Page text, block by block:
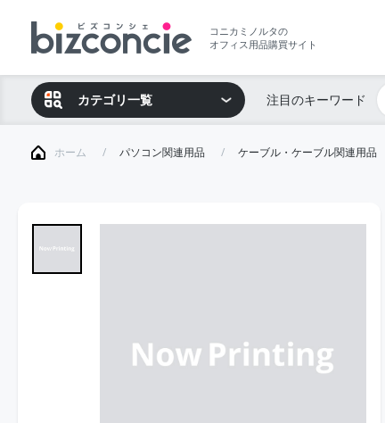
コニカミノルタの
オフィス用品購買サイト
カテゴリ一覧 注目のキーワード
ホーム パソコン関連用品 ケーブル・ケーブル関連用品